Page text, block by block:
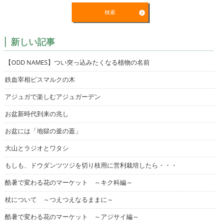
新しい記事
【ODD NAMES】つい突っ込みたくなる植物の名前
鉄血宰相ビスマルクの木
アジュガで楽しむアジュガーデン
お盆新時代到来の兆し
お盆には「地獄の釜の蓋」
大山とラジオとワタシ
もしも、ドウダンツツジを切り枝用に営利栽培したら・・・
酷暑で変わる花のマーケット ～キク科編～
杖について ～つえつえなるままに～
酷暑で変わる花のマーケット ～アジサイ編～